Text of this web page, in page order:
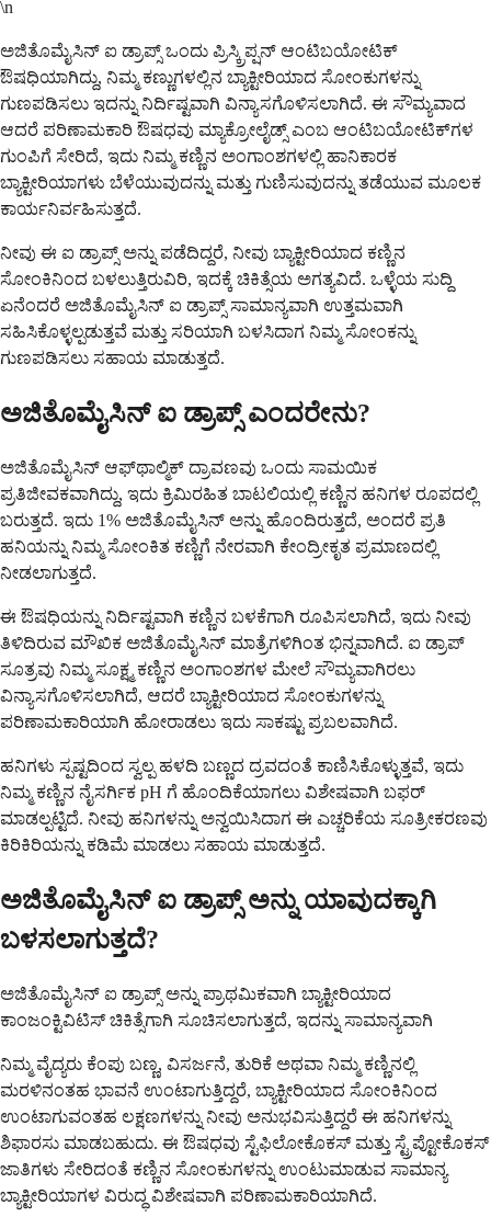
\n
ಅಜಿತೊಮೈಸಿನ್ ಐ ಡ್ರಾಪ್ಸ್ ಒಂದು ಪ್ರಿಸ್ಕ್ರಿಪ್ಷನ್ ಆಂಟಿಬಯೋಟಿಕ್
ಔಷಧಿಯಾಗಿದ್ದು, ನಿಮ್ಮ ಕಣ್ಣುಗಳಲ್ಲಿನ ಬ್ಯಾಕ್ಟೀರಿಯಾದ ಸೋಂಕುಗಳನ್ನು
ಗುಣಪಡಿಸಲು ಇದನ್ನು ನಿರ್ದಿಷ್ಟವಾಗಿ ವಿನ್ಯಾಸಗೊಳಿಸಲಾಗಿದೆ. ಈ ಸೌಮ್ಯವಾದ
ಆದರೆ ಪರಿಣಾಮಕಾರಿ ಔಷಧವು ಮ್ಯಾಕ್ರೋಲೈಡ್ಸ್ ಎಂಬ ಆಂಟಿಬಯೋಟಿಕ್‌ಗಳ
ಗುಂಪಿಗೆ ಸೇರಿದೆ, ಇದು ನಿಮ್ಮ ಕಣ್ಣಿನ ಅಂಗಾಂಶಗಳಲ್ಲಿ ಹಾನಿಕಾರಕ
ಬ್ಯಾಕ್ಟೀರಿಯಾಗಳು ಬೆಳೆಯುವುದನ್ನು ಮತ್ತು ಗುಣಿಸುವುದನ್ನು ತಡೆಯುವ ಮೂಲಕ
ಕಾರ್ಯನಿರ್ವಹಿಸುತ್ತದೆ.
ನೀವು ಈ ಐ ಡ್ರಾಪ್ಸ್ ಅನ್ನು ಪಡೆದಿದ್ದರೆ, ನೀವು ಬ್ಯಾಕ್ಟೀರಿಯಾದ ಕಣ್ಣಿನ
ಸೋಂಕಿನಿಂದ ಬಳಲುತ್ತಿರುವಿರಿ, ಇದಕ್ಕೆ ಚಿಕಿತ್ಸೆಯ ಅಗತ್ಯವಿದೆ. ಒಳ್ಳೆಯ ಸುದ್ದಿ
ಏನೆಂದರೆ ಅಜಿತೊಮೈಸಿನ್ ಐ ಡ್ರಾಪ್ಸ್ ಸಾಮಾನ್ಯವಾಗಿ ಉತ್ತಮವಾಗಿ
ಸಹಿಸಿಕೊಳ್ಳಲ್ಪಡುತ್ತವೆ ಮತ್ತು ಸರಿಯಾಗಿ ಬಳಸಿದಾಗ ನಿಮ್ಮ ಸೋಂಕನ್ನು
ಗುಣಪಡಿಸಲು ಸಹಾಯ ಮಾಡುತ್ತದೆ.
ಅಜಿತೊಮೈಸಿನ್ ಐ ಡ್ರಾಪ್ಸ್ ಎಂದರೇನು?
ಅಜಿತೊಮೈಸಿನ್ ಆಫ್‌ಥಾಲ್ಮಿಕ್ ದ್ರಾವಣವು ಒಂದು ಸಾಮಯಿಕ
ಪ್ರತಿಜೀವಕವಾಗಿದ್ದು, ಇದು ಕ್ರಿಮಿರಹಿತ ಬಾಟಲಿಯಲ್ಲಿ ಕಣ್ಣಿನ ಹನಿಗಳ ರೂಪದಲ್ಲಿ
ಬರುತ್ತದೆ. ಇದು 1% ಅಜಿತೊಮೈಸಿನ್ ಅನ್ನು ಹೊಂದಿರುತ್ತದೆ, ಅಂದರೆ ಪ್ರತಿ
ಹನಿಯನ್ನು ನಿಮ್ಮ ಸೋಂಕಿತ ಕಣ್ಣಿಗೆ ನೇರವಾಗಿ ಕೇಂದ್ರೀಕೃತ ಪ್ರಮಾಣದಲ್ಲಿ
ನೀಡಲಾಗುತ್ತದೆ.
ಈ ಔಷಧಿಯನ್ನು ನಿರ್ದಿಷ್ಟವಾಗಿ ಕಣ್ಣಿನ ಬಳಕೆಗಾಗಿ ರೂಪಿಸಲಾಗಿದೆ, ಇದು ನೀವು
ತಿಳಿದಿರುವ ಮೌಖಿಕ ಅಜಿತೊಮೈಸಿನ್ ಮಾತ್ರೆಗಳಿಗಿಂತ ಭಿನ್ನವಾಗಿದೆ. ಐ ಡ್ರಾಪ್
ಸೂತ್ರವು ನಿಮ್ಮ ಸೂಕ್ಷ್ಮ ಕಣ್ಣಿನ ಅಂಗಾಂಶಗಳ ಮೇಲೆ ಸೌಮ್ಯವಾಗಿರಲು
ವಿನ್ಯಾಸಗೊಳಿಸಲಾಗಿದೆ, ಆದರೆ ಬ್ಯಾಕ್ಟೀರಿಯಾದ ಸೋಂಕುಗಳನ್ನು
ಪರಿಣಾಮಕಾರಿಯಾಗಿ ಹೋರಾಡಲು ಇದು ಸಾಕಷ್ಟು ಪ್ರಬಲವಾಗಿದೆ.
ಹನಿಗಳು ಸ್ಪಷ್ಟದಿಂದ ಸ್ವಲ್ಪ ಹಳದಿ ಬಣ್ಣದ ದ್ರವದಂತೆ ಕಾಣಿಸಿಕೊಳ್ಳುತ್ತವೆ, ಇದು
ನಿಮ್ಮ ಕಣ್ಣಿನ ನೈಸರ್ಗಿಕ pH ಗೆ ಹೊಂದಿಕೆಯಾಗಲು ವಿಶೇಷವಾಗಿ ಬಫರ್
ಮಾಡಲ್ಪಟ್ಟಿದೆ. ನೀವು ಹನಿಗಳನ್ನು ಅನ್ವಯಿಸಿದಾಗ ಈ ಎಚ್ಚರಿಕೆಯ ಸೂತ್ರೀಕರಣವು
ಕಿರಿಕಿರಿಯನ್ನು ಕಡಿಮೆ ಮಾಡಲು ಸಹಾಯ ಮಾಡುತ್ತದೆ.
ಅಜಿತೊಮೈಸಿನ್ ಐ ಡ್ರಾಪ್ಸ್ ಅನ್ನು ಯಾವುದಕ್ಕಾಗಿ
ಬಳಸಲಾಗುತ್ತದೆ?
ಅಜಿತೊಮೈಸಿನ್ ಐ ಡ್ರಾಪ್ಸ್ ಅನ್ನು ಪ್ರಾಥಮಿಕವಾಗಿ ಬ್ಯಾಕ್ಟೀರಿಯಾದ
ಕಾಂಜಂಕ್ಟಿವಿಟಿಸ್ ಚಿಕಿತ್ಸೆಗಾಗಿ ಸೂಚಿಸಲಾಗುತ್ತದೆ, ಇದನ್ನು ಸಾಮಾನ್ಯವಾಗಿ
ನಿಮ್ಮ ವೈದ್ಯರು ಕೆಂಪು ಬಣ್ಣ, ವಿಸರ್ಜನೆ, ತುರಿಕೆ ಅಥವಾ ನಿಮ್ಮ ಕಣ್ಣಿನಲ್ಲಿ
ಮರಳಿನಂತಹ ಭಾವನೆ ಉಂಟಾಗುತ್ತಿದ್ದರೆ, ಬ್ಯಾಕ್ಟೀರಿಯಾದ ಸೋಂಕಿನಿಂದ
ಉಂಟಾಗುವಂತಹ ಲಕ್ಷಣಗಳನ್ನು ನೀವು ಅನುಭವಿಸುತ್ತಿದ್ದರೆ ಈ ಹನಿಗಳನ್ನು
ಶಿಫಾರಸು ಮಾಡಬಹುದು. ಈ ಔಷಧವು ಸ್ಟೆಫಿಲೋಕೊಕಸ್ ಮತ್ತು ಸ್ಟ್ರೆಪ್ಟೋಕೊಕಸ್
ಜಾತಿಗಳು ಸೇರಿದಂತೆ ಕಣ್ಣಿನ ಸೋಂಕುಗಳನ್ನು ಉಂಟುಮಾಡುವ ಸಾಮಾನ್ಯ
ಬ್ಯಾಕ್ಟೀರಿಯಾಗಳ ವಿರುದ್ಧ ವಿಶೇಷವಾಗಿ ಪರಿಣಾಮಕಾರಿಯಾಗಿದೆ.